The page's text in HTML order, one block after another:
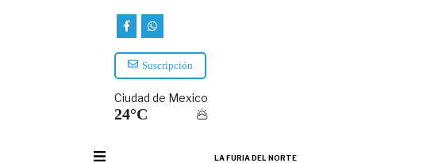
Suscripción
Ciudad de Mexico
24°C
LA FURIA DEL NORTE